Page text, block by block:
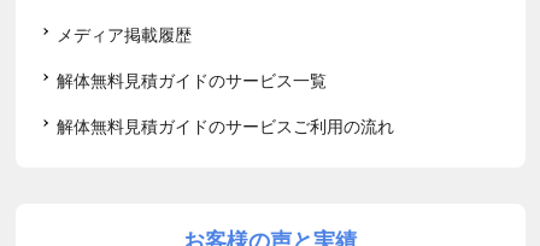
メディア掲載履歴
解体無料見積ガイドのサービス一覧
解体無料見積ガイドのサービスご利用の流れ
お客様の声と実績